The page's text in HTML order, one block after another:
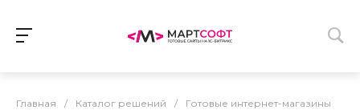
Главная / Каталог решений /
Готовые интернет-магазины